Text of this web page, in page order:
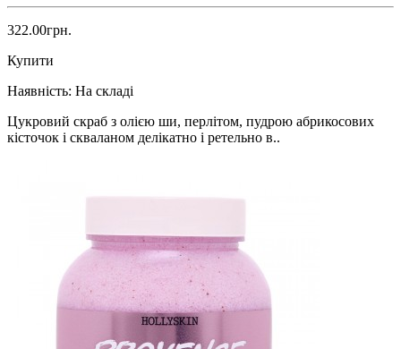
322.00грн.
Купити
Наявність: На складі
Цукровий скраб з олією ши, перлітом, пудрою абрикосових
кісточок і скваланом делікатно і ретельно в..